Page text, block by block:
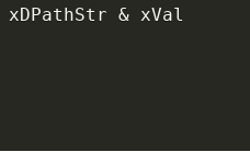
xDPathStr & xVal